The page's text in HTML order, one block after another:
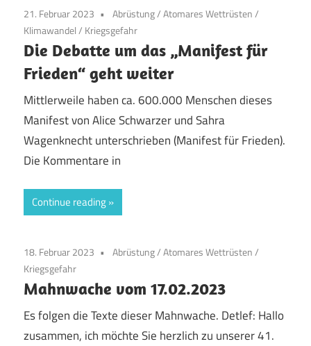
21. Februar 2023 Abrüstung/Atomares Wettrüsten/
Klimawandel/ Kriegsgefahr
Die Debatte um das „Manifest für
Frieden“ geht weiter
Mittlerweile haben ca. 600.000 Menschen dieses
Manifest von Alice Schwarzer und Sahra
Wagenknecht unterschrieben (Manifest für Frieden).
Die Kommentare in
Continue reading
18. Februar 2023 Abrüstung/Atomares Wettrüsten/
Kriegsgefahr
Mahnwache vom 17.02.2023
Es folgen die Texte dieser Mahnwache. Detlef: Hallo
zusammen, ich möchte Sie herzlich zu unserer 41.